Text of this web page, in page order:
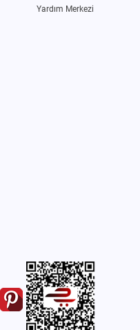
Yardım Merkezi